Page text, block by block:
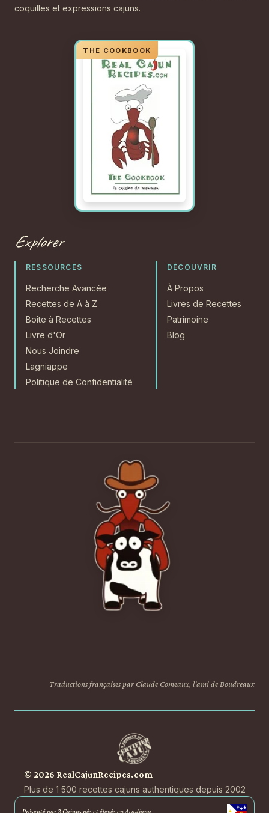
coquilles et expressions cajuns.
Explorer
RESSOURCES
Recherche Avancée
Recettes de A à Z
Boîte à Recettes
Livre d'Or
Nous Joindre
Lagniappe
Politique de Confidentialité
DÉCOUVRIR
À Propos
Livres de Recettes
Patrimoine
Blog
Traductions françaises par Claude Comeaux, l'ami de Boudreaux
© 2026 RealCajunRecipes.com
Plus de 1 500 recettes cajuns authentiques depuis 2002
Présenté par 2 Cajuns nés et élevés en Acadiana